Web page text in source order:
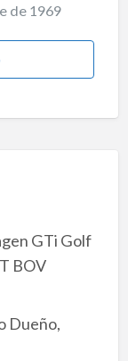
de 1969
GTi Golf
BOV
Dueño,